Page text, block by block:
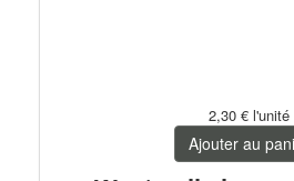
2,30 € l'unité
Ajouter au